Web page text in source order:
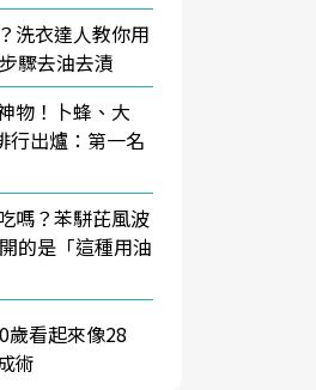
洗衣達人教你用
驟去油去漬
物！卜蜂、大
行出爐：第一名
嗎？苯駢芘風波
的是「這種用油
歲看起來像28
術